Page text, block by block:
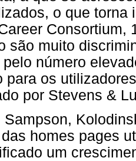
o que torna
Consortium,
são muito
número
para os
por Stevens &
Sampson,
homes pages
um